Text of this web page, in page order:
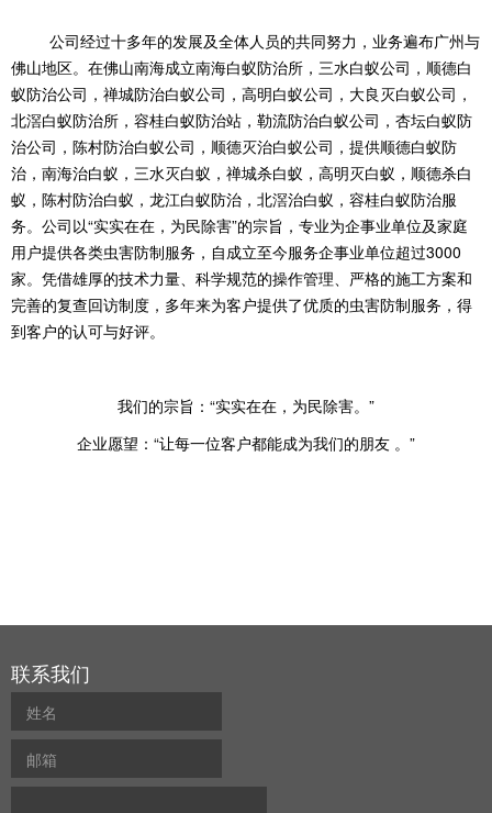
公司经过十多年的发展及全体人员的共同努力，业务遍布广州与
佛山地区。在佛山南海成立南海白蚁防治所，三水白蚁公司，顺德白
蚁防治公司，禅城防治白蚁公司，高明白蚁公司，大良灭白蚁公司，
北滘白蚁防治所，容桂白蚁防治站，勒流防治白蚁公司，杏坛白蚁防
治公司，陈村防治白蚁公司，顺德灭治白蚁公司，提供顺德白蚁防
治，南海治白蚁，三水灭白蚁，禅城杀白蚁，高明灭白蚁，顺德杀白
蚁，陈村防治白蚁，龙江白蚁防治，北滘治白蚁，容桂白蚁防治服
务。公司以“实实在在，为民除害”的宗旨，专业为企事业单位及家庭
用户提供各类虫害防制服务，自成立至今服务企事业单位超过3000
家。凭借雄厚的技术力量、科学规范的操作管理、严格的施工方案和
完善的复查回访制度，多年来为客户提供了优质的虫害防制服务，得
到客户的认可与好评。
我们的宗旨： “实实在在，为民除害。”
企业愿望： “让每一位客户都能成为我们的朋友 。”
联系我们